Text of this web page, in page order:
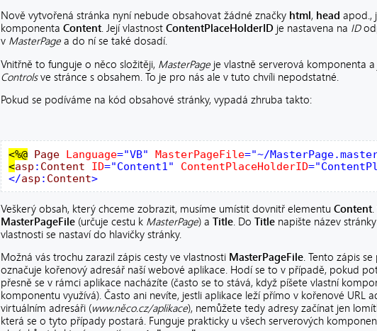
Nově vytvořená stránka nyní nebude obsahovat žádné značky html, head apod.,
komponenta Content. Její vlastnost ContentPlaceHolderID je nastavena na ID
v MasterPage a do ní se také dosadí.
Vnitřně to funguje o něco složitěji, MasterPage je vlastně serverová komponenta
Controlsve stránce s obsahem. To je pro nás ale v tuto chvíli nepodstatné.
Pokud se podíváme na kód obsahové stránky, vypadá zhruba takto:
<%@ Page Language="VB" MasterPageFile="~/
<asp : Content ID="Content1" ContentPlaceHolderID
</asp : Content>
Veškerý obsah, který chceme zobrazit, musíme umístit dovnitř elementu Content
MasterPageFile (určuje cestu k MasterPage) a Title. Do Title napište název
vlastnosti se nastaví do hlavičky stránky.
Možná vás trochu zarazil zápis cesty ve vlastnosti MasterPageFile. Tento zápis
označuje kořenový adresář naší webové aplikace. Hodí se to v případě, pokud
přesně se v rámci aplikace nacházíte (často se to stává, když píšete vlastní
komponentu využívá). Často ani nevíte, jestli aplikace leží přímo v kořenové URL
virtuálním adresáři (www.něco.cz/aplikace), nemůžete tedy adresy začínat jen
která se o tyto případy postará. Funguje prakticky u všech serverových